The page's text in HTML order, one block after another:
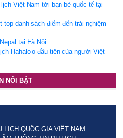
Việt Nam tới bạn bè quốc tế tại
top danh sách điểm đến trải nghiệm
tại Hà Nội
Hahalolo đầu tiên của người Việt
NỔI BẬT
LỊCH QUỐC GIA VIỆT NAM